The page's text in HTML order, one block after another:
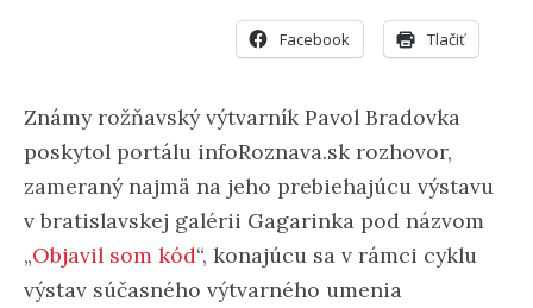
Facebook Tlačiť
Známy rožňavský výtvarník Pavol Bradovka
poskytol portálu infoRoznava.sk rozhovor,
zameraný najmä na jeho prebiehajúcu výstavu
v bratislavskej galérii Gagarinka pod názvom
„Objavil som kód“, konajúcu sa v rámci cyklu
výstav súčasného výtvarného umenia